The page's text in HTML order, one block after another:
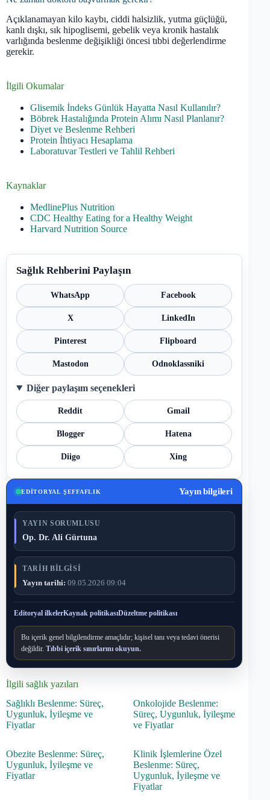
Açıklanamayan kilo kaybı, ciddi halsizlik, yutma güçlüğü,
kanlı dışkı, sık hipoglisemi, gebelik veya kronik hastalık
varlığında beslenme değişikliği öncesi tıbbi değerlendirme
gerekir.
İlgili Okumalar
Glisemik İndeks Günlük Hayatta Nasıl Kullanılır?
Böbrek Hastalığında Protein Alımı Nasıl Planlanır?
Diyet ve Beslenme Rehberi
Protein İhtiyacı Hesaplama
Laboratuvar Testleri ve Tahlil Rehberi
Kaynaklar
MedlinePlus Nutrition
CDC Healthy Eating for a Healthy Weight
Harvard Nutrition Source
Sağlık Rehberini Paylaşın
WhatsApp Facebook
X LinkedIn
Pinterest Flipboard
Mastodon Odnoklassniki
Diğer paylaşım seçenekleri
Reddit Gmail
Blogger Hatena
Diigo Xing
EDITORYAL ŞEFFAFLIK Yayın bilgileri
YAYIN SORUMLUSU
Op. Dr. Ali Gürtuna
TARIH BILGISI
Yayın tarihi: 09.05.2026 09:04
Editoryal ilkelerKaynak politikasıDüzeltme politikası
Bu içerik genel bilgilendirme amaçlıdır; kişisel tanı veya tedavi önerisi
değildir. Tıbbi içerik sınırlarını okuyun.
İlgili sağlık yazıları
Sağlıklı Beslenme: Süreç,
Uygunluk, İyileşme ve
Fiyatlar
Onkolojide Beslenme:
Süreç, Uygunluk, İyileşme
ve Fiyatlar
Obezite Beslenme: Süreç,
Uygunluk, İyileşme ve
Fiyatlar
Klinik İşlemlerine Özel
Beslenme: Süreç,
Uygunluk, İyileşme ve
Fiyatlar